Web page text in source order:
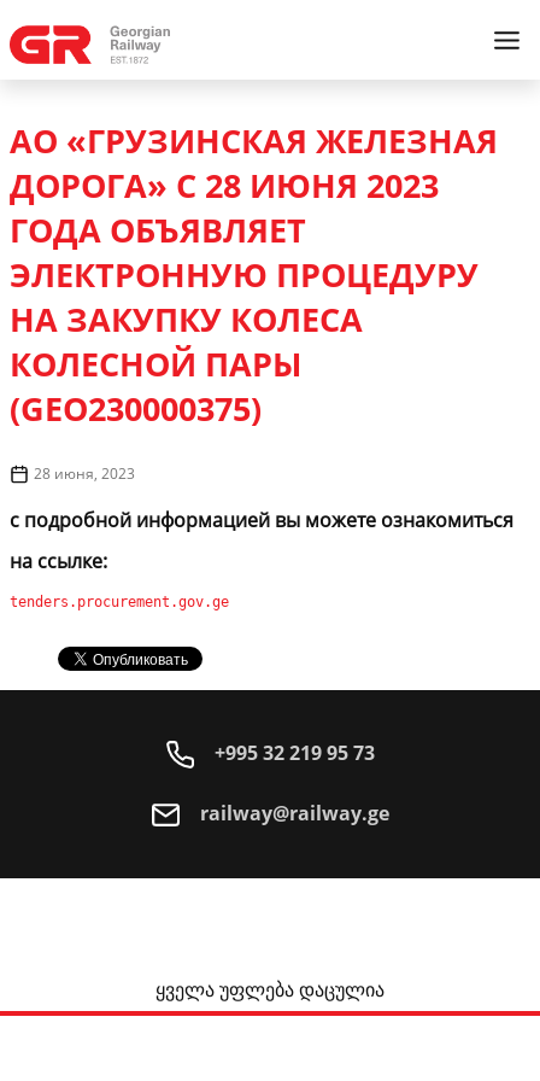
АО «ГРУЗИНСКАЯ ЖЕЛЕЗНАЯ
ДОРОГА» С 28 ИЮНЯ 2023
ГОДА ОБЪЯВЛЯЕТ
ЭЛЕКТРОННУЮ ПРОЦЕДУРУ
НА ЗАКУПКУ КОЛЕСА
КОЛЕСНОЙ ПАРЫ
(GEO230000375)
28 июня, 2023
с подробной информацией вы можете ознакомиться
на ссылке:
tenders.procurement.gov.ge
+995 32 219 95 73
railway@railway.ge
ყველა უფლება დაცულია